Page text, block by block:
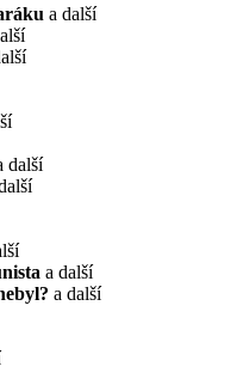
a další
další
a další
a další